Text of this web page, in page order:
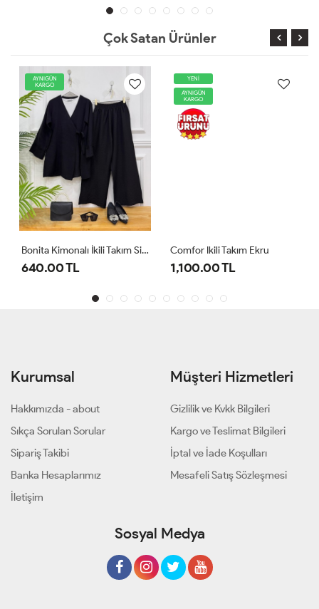
Çok Satan Ürünler
AYNIGÜN
KARGO
Bonita Kimonalı İkili Takım Siyah
640.00 TL
YENİ
AYNIGÜN
KARGO
Comfor Ikili Takım Ekru
1,100.00 TL
Kurumsal
Hakkımızda - about
Sıkça Sorulan Sorular
Sipariş Takibi
Banka Hesaplarımız
İletişim
Müşteri Hizmetleri
Gizlilik ve Kvkk Bilgileri
Kargo ve Teslimat Bilgileri
İptal ve İade Koşulları
Mesafeli Satış Sözleşmesi
Sosyal Medya